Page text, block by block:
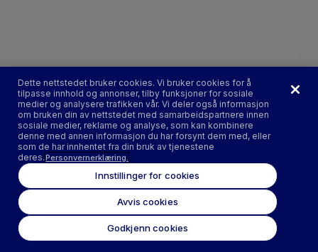
Dette nettstedet bruker cookies. Vi bruker cookies for å
tilpasse innhold og annonser, tilby funksjoner for sosiale
medier og analysere trafikken vår. Vi deler også informasjon
om bruken din av nettstedet med samarbeidspartnere innen
sosiale medier, reklame og analyse, som kan kombinere
denne med annen informasjon du har forsynt dem med, eller
som de har innhentet fra din bruk av tjenestene
deres.Personvernerklæring.
Innstillinger for cookies
Avvis cookies
Godkjenn cookies